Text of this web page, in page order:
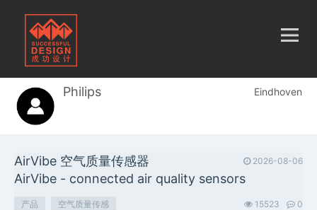
Philips Eindhoven
AirVibe 空气质量传感器 2026-08-06
AirVibe - connected air quality sensors
产品 空气质量传感 0
15523